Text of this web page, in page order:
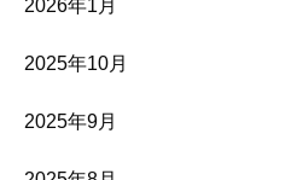
2026年1月
2025年10月
2025年9月